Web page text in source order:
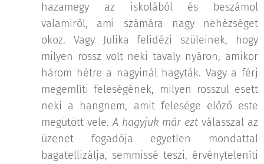
hazamegy az iskolából és beszámol
valamiről, ami számára nagy nehézséget
okoz. Vagy Julika felidézi szüleinek, hogy
milyen rossz volt neki tavaly nyáron, amikor
három hétre a nagyinál hagyták. Vagy a férj
megemlíti feleségének, milyen rosszul esett
neki a hangnem, amit felesége előző este
megütött vele.A hagyjuk már ezt válasszal az
üzenet fogadója egyetlen mondattal
bagatellizálja, semmissé teszi, érvényteleníti